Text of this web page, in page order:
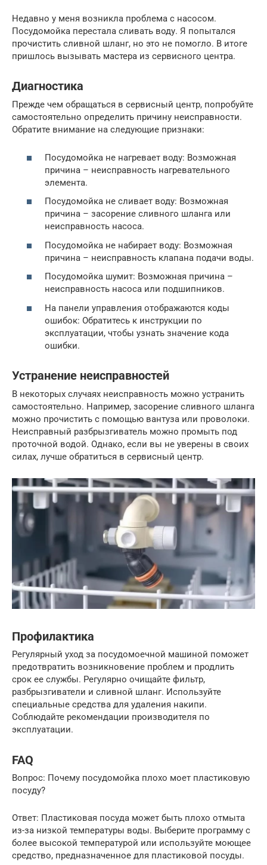
Недавно у меня возникла проблема с насосом.
Посудомойка перестала сливать воду. Я попытался
прочистить сливной шланг, но это не помогло. В итоге
пришлось вызывать мастера из сервисного центра.
Диагностика
Прежде чем обращаться в сервисный центр, попробуйте
самостоятельно определить причину неисправности.
Обратите внимание на следующие признаки:
Посудомойка не нагревает воду: Возможная
причина – неисправность нагревательного
элемента.
Посудомойка не сливает воду: Возможная
причина – засорение сливного шланга или
неисправность насоса.
Посудомойка не набирает воду: Возможная
причина – неисправность клапана подачи воды.
Посудомойка шумит: Возможная причина –
неисправность насоса или подшипников.
На панели управления отображаются коды
ошибок: Обратитесь к инструкции по
эксплуатации, чтобы узнать значение кода
ошибки.
Устранение неисправностей
В некоторых случаях неисправность можно устранить
самостоятельно. Например, засорение сливного шланга
можно прочистить с помощью вантуза или проволоки.
Неисправный разбрызгиватель можно промыть под
проточной водой. Однако, если вы не уверены в своих
силах, лучше обратиться в сервисный центр.
Профилактика
Регулярный уход за посудомоечной машиной поможет
предотвратить возникновение проблем и продлить
срок ее службы. Регулярно очищайте фильтр,
разбрызгиватели и сливной шланг. Используйте
специальные средства для удаления накипи.
Соблюдайте рекомендации производителя по
эксплуатации.
FAQ
Вопрос: Почему посудомойка плохо моет пластиковую
посуду?
Ответ: Пластиковая посуда может быть плохо отмыта
из-за низкой температуры воды. Выберите программу с
более высокой температурой или используйте моющее
средство, предназначенное для пластиковой посуды.